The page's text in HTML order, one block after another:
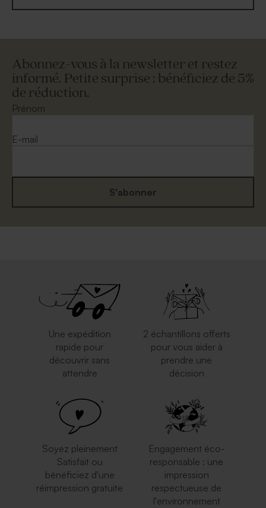
Abonnez-vous à la newsletter et restez
informé. Petite surprise : bénéficiez de 5%
de réduction.
Prénom
E-mail
S'abonner
Une expédition
rapide pour
découvrir sans
attendre
2 échantillons offerts
pour vous aider à
prendre une
décision
Soyez pleinement
Satisfait ou
bénéficiez d'une
réimpression gratuite
Engagement éco-
responsable : une
impression
respectueuse de
l'environnement